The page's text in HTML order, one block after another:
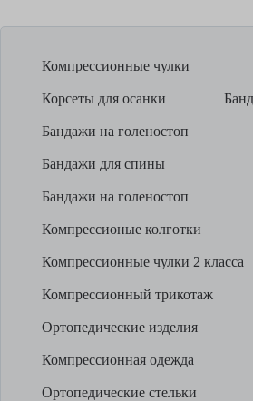
Компрессионные чулки
Корсеты для осанки
Бандажи на голеностоп
Бандажи для спины
Бандажи на голеностоп
Компрессионые колготки
Компрессионные чулки 2 класса
Компрессионный трикотаж
Ортопедические изделия
Компрессионная одежда
Ортопедические стельки